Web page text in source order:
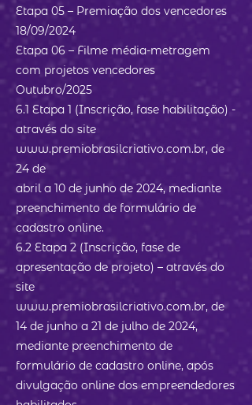
Etapa 05 – Premiação dos vencedores
18/09/2024
Etapa 06 – Filme média-metragem
com projetos vencedores
Outubro/2025
6.1 Etapa 1 (Inscrição, fase habilitação) -
através do site
www.premiobrasilcriativo.com.br, de
24 de
abril a 10 de junho de 2024, mediante
preenchimento de formulário de
cadastro online.
6.2 Etapa 2 (Inscrição, fase de
apresentação de projeto) – através do
site
www.premiobrasilcriativo.com.br, de
14 de junho a 21 de julho de 2024,
mediante preenchimento de
formulário de cadastro online, após
divulgação online dos empreendedores